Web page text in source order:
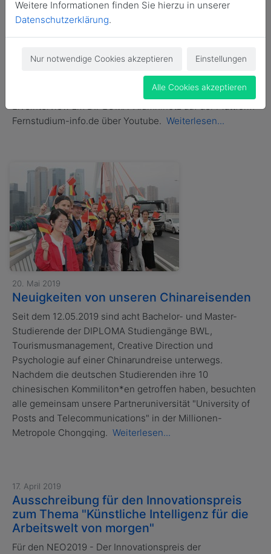
Video zum DIPLOMA Alumninetz.
Hintergründe und wie funktioiert es? Was
Erfolgreich Präsentieren, Gedächtnistraining, gutes
Schreiben. Was ist ein Alumninetzwerk und wie hilft es
mir in meinem Studium und späterem Berufsleben?
Fernstudium-info.de über Youtube. Weiterlesen...
20. Mai 2019
Neuigkeiten von unseren Chinareisenden
Seit dem 12.05.2019 sind acht Bachelor- und Master-
Studierende der DIPLOMA Studiengänge BWL,
Tourismusmanagement, Creative Direction und
Psychologie auf einer Chinarundreise unterwegs.
Nachdem die deutschen Studierenden ihre 10
chinesischen Kommiliton*en getroffen haben, besuchten
alle gemeinsam unsere Partneruniversität "University of
Posts and Telecommunications" in der Millionen-
Metropole Chongqing. Weiterlesen...
17. April 2019
Ausschreibung für den Innovationspreis
zum Thema "Künstliche Intelligenz für die
Arbeitswelt von morgen"
Für den NEO2019 - Der Innovationspreis der
Weitere Informationen finden Sie hierzu in unserer
Datenschutzerklärung.
Nur notwendige Cookies akzeptieren Einstellungen
Alle Cookies akzeptieren